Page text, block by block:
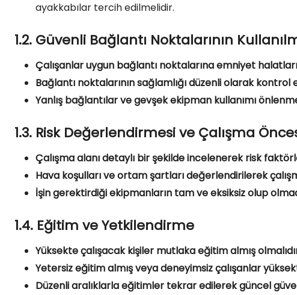
ayakkabılar tercih edilmelidir.
1.2. Güvenli Bağlantı Noktalarının
Çalışanlar uygun bağlantı noktalarına emniyet
Bağlantı noktalarının sağlamlığı düzenli olarak kontrol
Yanlış bağlantılar ve gevşek ekipman kullanımı
1.3. Risk Değerlendirmesi ve Çalışma
Çalışma alanı detaylı bir şekilde incelenerek risk
Hava koşulları ve ortam şartları değerlendirilerek
İşin gerektirdiği ekipmanların tam ve eksiksiz olup
1.4. Eğitim ve Yetkilendirme
Yüksekte çalışacak kişiler mutlaka eğitim almış
Yetersiz eğitim almış veya deneyimsiz çalışanlar
Düzenli aralıklarla eğitimler tekrar edilerek güncel